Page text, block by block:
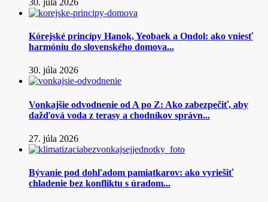
Kórejské princípy Hanok, Yeobaek a Ondol: ako vniesť
harmóniu do slovenského domova...
30. júla 2026
Vonkajšie odvodnenie od A po Z: Ako zabezpečiť, aby
dažďová voda z terasy a chodníkov správn...
27. júla 2026
Bývanie pod dohľadom pamiatkarov: ako vyriešiť
chladenie bez konfliktu s úradom...